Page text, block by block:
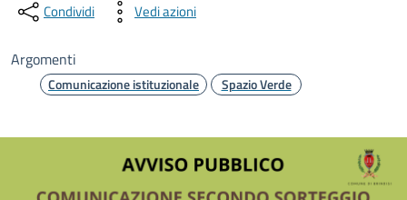
Condividi Vedi azioni
Argomenti
Comunicazione istituzionale Spazio Verde